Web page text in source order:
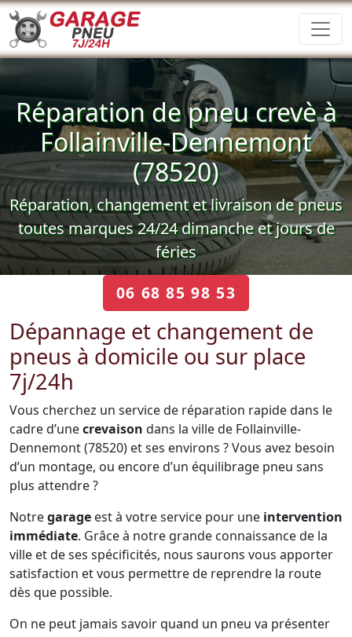
Réparation de pneu crevè à
Follainville-Dennemont
(78520)
Réparation, changement et livraison de pneus
toutes marques 24/24 dimanche et jours de
féries
06 68 85 98 53
Dépannage et changement de
pneus à domicile ou sur place
7j/24h
Vous cherchez un service de réparation rapide dans le
cadre d’unecrevaison dans la ville de Follainville-
Dennemont (78520) et ses environs ? Vous avez besoin
d’un montage, ou encore d’un équilibrage pneu sans
plus attendre ?
Notregarage est à votre service pour une intervention
immédiate. Grâce à notre grande connaissance de la
ville et de ses spécificités, nous saurons vous apporter
satisfaction et vous permettre de reprendre la route
dès que possible.
On ne peut jamais savoir quand un pneu va présenter